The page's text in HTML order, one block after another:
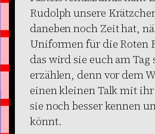
Rudolph unsere
daneben noch Zeit hat,
Uniformen für die Roten
das wird sie euch am
erzählen, denn vor dem
einen kleinen Talk mit
sie noch besser kennen
könnt.